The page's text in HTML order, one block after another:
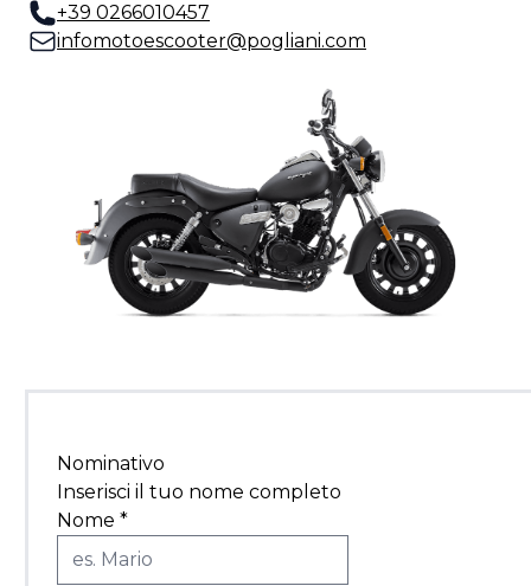
+39 0266010457
infomotoescooter@pogliani.com
Nominativo
Inserisci il tuo nome completo
Nome *